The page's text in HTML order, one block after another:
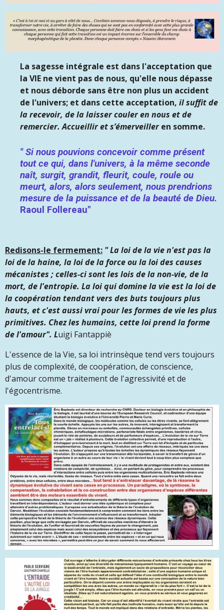
La sagesse intégrale est dans l'acceptation que
la VIE ne vient pas de nous, qu'elle nous dépasse
et nous déborde sans être non plus un accident
de l'univers; et dans cette acceptation, il suffit de
la recevoir, de la laisser couler en nous et de
remercier. Accueillir et s’émerveilleren somme.
" Si nous pouvions concevoir comme présent
tout ce qui, dans l'univers, à la même seconde
naît, surgit, grandit, fleurit, coule, roule ou
meurt, alors, alors seulement, nous prendrions
mesure de la puissance et de la beauté de Dieu.
Raoul Follereau"
Redisons-le fermement: "La loi de la vie n'est pas la
loi de la haine, la loi de la force ou la loi des causes
mécanistes ; celles-ci sont les lois de la non-vie, de la
mort, de l'entropie. La loi qui domine la vie est la loi de
la coopération tendant vers des buts toujours plus
hauts, et c'est aussi vrai pour les formes de vie les plus
primitives. Chez les humains, cette loi prend la forme
de l'amour". Luigi Fantappiè
L'essence de la Vie, sa loi intrinsèque tend vers toujours
plus de complexité, de coopération, de conscience,
d'amour comme traitement de l'agressivité et de
l'égocentrisme.